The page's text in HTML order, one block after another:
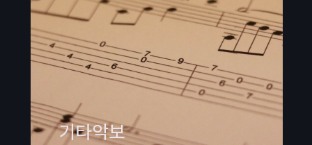
기타악보